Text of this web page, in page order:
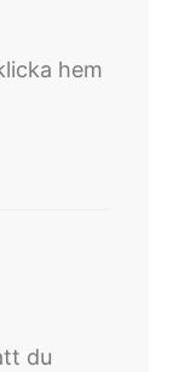
hem
du